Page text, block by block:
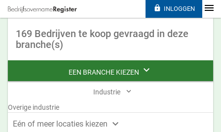
169 Bedrijven te koop gevraagd in deze
branche(s)
EEN BRANCHE KIEZEN 
Industrie 
Overige industrie
Eén of meer locaties kiezen 
 INLOGGEN